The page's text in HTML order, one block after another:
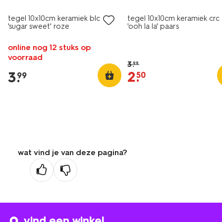
tegel 10x10cm keramiek bloem
'sugar sweet' roze
online nog 12 stuks op
voorraad
3.
99
tegel 10x10cm keramiek
'ooh la la' paars
3.99
2.
50
wat vind je van deze pagina?